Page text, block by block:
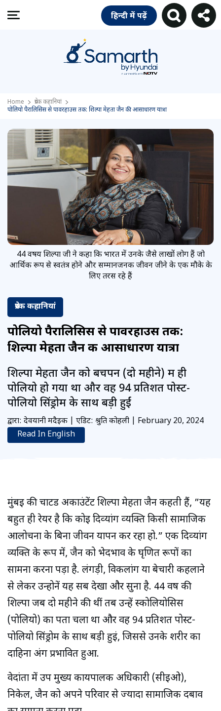
हिन्दी में पढ़ें
Home
प्रेरक कहानियां
पोलियो पैरालिसिस से पावरहाउस तक: शिल्पा मेहता जैन की आसाधारण यात्रा
44 वर्षीय शिल्‍पा जी ने कहा कि भारत में उनके जैसे लाखों लोग हैं जो
आर्थिक रूप से स्वतंत्र होने और सम्मानजनक जीवन जीने के एक मौके के
लिए तरस रहे हैं
प्रेरक कहानियां
पोलियो पैरालिसिस से पावरहाउस तक:
शिल्पा मेहता जैन की आसाधारण यात्रा
शिल्पा मेहता जैन को बचपन (दो महीने) में ही
पोलियो हो गया था और वह 94 प्रतिशत पोस्ट-
पोलियो सिंड्रोम के साथ बड़ी हुईं
द्वारा: देवयानी मदैइक | एडिट: श्रुति कोहली | February 20, 2024
Read In English
मुंबई की चार्टर्ड अकाउंटेंट शिल्पा मेहता जैन कहती हैं, ”यह
बहुत ही रेयर है कि कोई दिव्‍यांग व्‍यक्ति किसी सामाजिक
आलोचना के बिना जीवन यापन कर रहा हो.” एक दिव्‍यांग
व्यक्ति के रूप में, जैन को भेदभाव के घृणित रूपों का
सामना करना पड़ा है. लंगड़ी, विकलांग या बेचारी कहलाने
से लेकर उन्‍होनें यह सब देखा और सुना है. 44 वर्ष की
शिल्‍पा जब दो महीने की थीं तब उन्‍हें स्कोलियोसिस
(पोलियो) का पता चला था और वह 94 प्रतिशत पोस्ट-
पोलियो सिंड्रोम के साथ बड़ी हुईं, जिससे उनके शरीर का
दाहिना अंग प्रभावित हुआ.
वेदांता में उप मुख्य कार्यपालक अधिकारी (सीईओ),
निकेल, जैन को अपने परिवार से ज्यादा सामाजिक दबाव